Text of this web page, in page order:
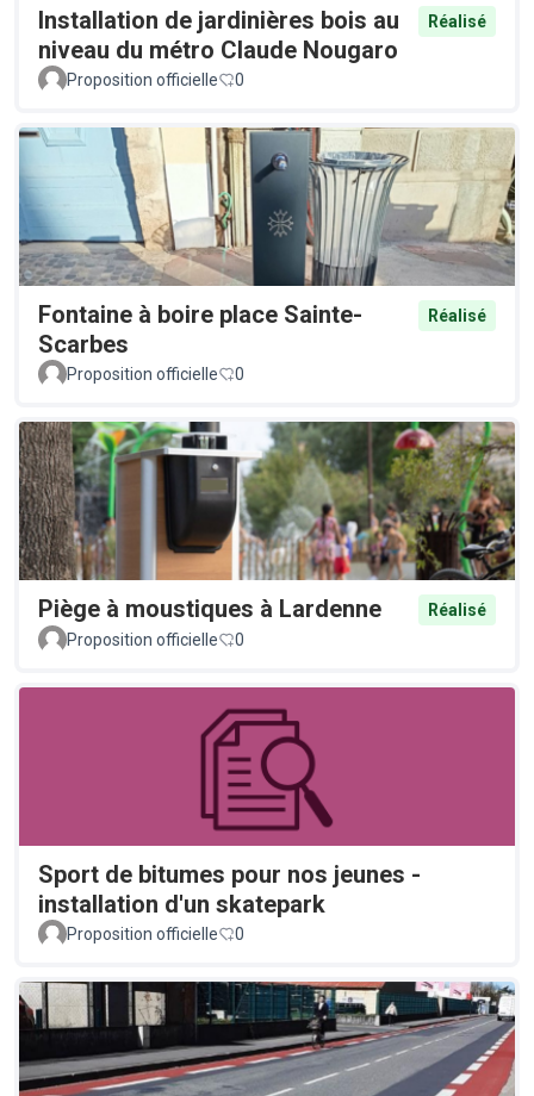
Installation de jardinières bois au
niveau du métro Claude Nougaro
Réalisé
Proposition officielle 0
Fontaine à boire place Sainte-
Scarbes
Réalisé
Proposition officielle 0
Piège à moustiques à Lardenne
Réalisé
Proposition officielle
0
Sport de bitumes pour nos jeunes -
installation d'un skatepark
Proposition officielle 0